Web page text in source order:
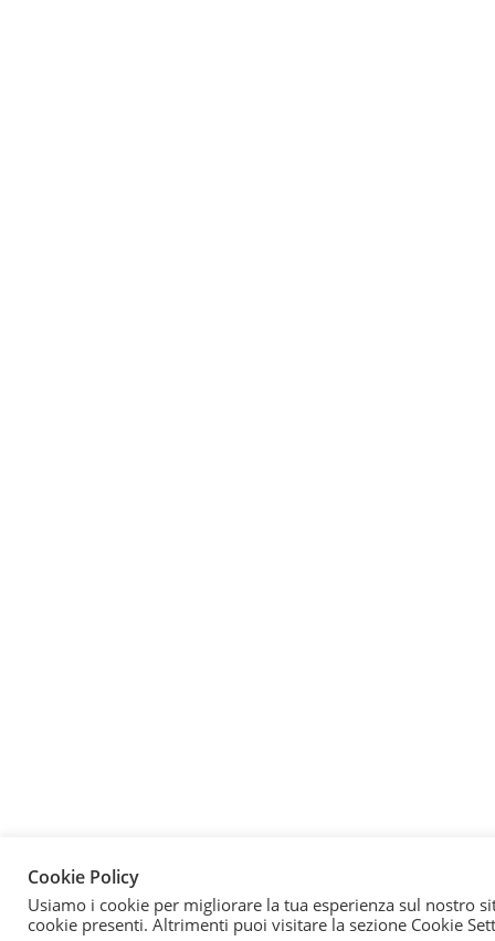
Cookie Policy
Usiamo i cookie per migliorare la tua esperienza sul nostro
cookie presenti. Altrimenti puoi visitare la sezione Cookie